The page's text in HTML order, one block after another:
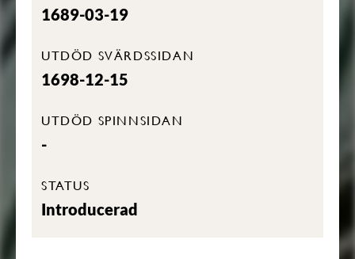
1689-03-19
UTDÖD SVÄRDSSIDAN
1698-12-15
UTDÖD SPINNSIDAN
-
STATUS
Introducerad